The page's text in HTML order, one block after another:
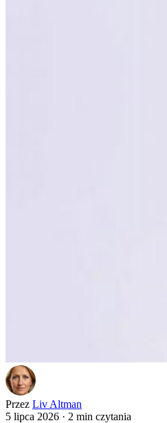
Przez Liv Altman
5 lipca 2026 · 2 min czytania